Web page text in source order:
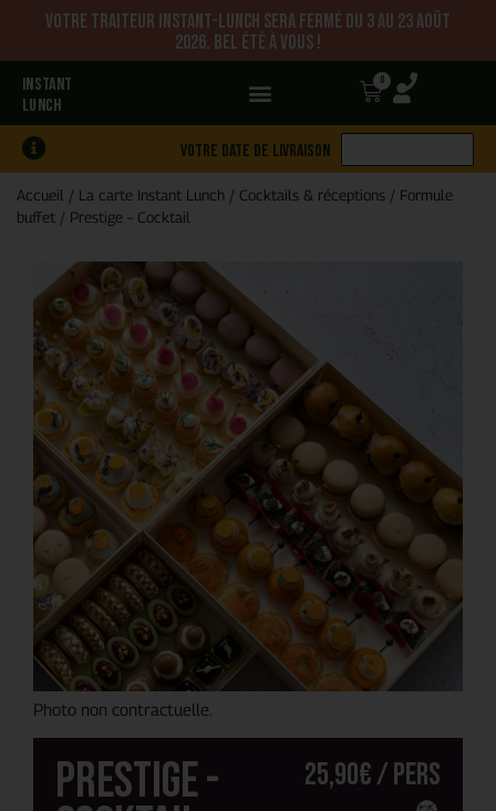
Votre traiteur Instant-Lunch sera fermé du 3 au 23 août
2026. Bel été à vous !
INSTANT
LUNCH
0
Votre date de livraison
Accueil / La carte Instant Lunch / Cocktails & réceptions / Formule
buffet / Prestige – Cocktail
Photo non contractuelle.
Prestige - 25,90€/ pers